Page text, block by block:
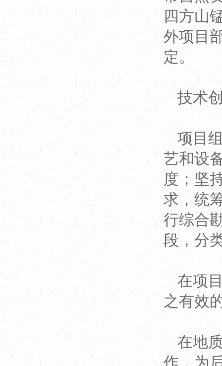
四方山
外项目
定。
技术
项目
艺和设
度；坚
求，统
行综合
段，分
在项
之有效
在地
作，为